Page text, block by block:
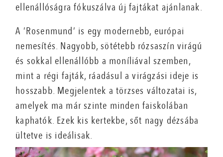
ellenállóságra fókuszálva új fajtákat ajánlanak.
A ’Rosenmund’ is egy modernebb, európai
nemesítés. Nagyobb, sötétebb rózsaszín virágú
és sokkal ellenállóbb a moníliával szemben,
mint a régi fajták, ráadásul a virágzási ideje is
hosszabb. Megjelentek a törzses változatai is,
amelyek ma már szinte minden faiskolában
kaphatók. Ezek kis kertekbe, sőt nagy dézsába
ültetve is ideálisak.